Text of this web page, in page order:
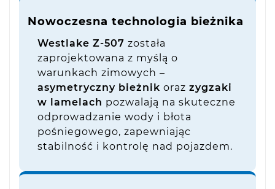
Nowoczesna technologia bieżnika
Westlake Z-507 została
zaprojektowana z myślą o
warunkach zimowych –
asymetryczny bieżnik oraz zygzaki
w lamelach pozwalają na skuteczne
odprowadzanie wody i błota
pośniegowego, zapewniając
stabilność i kontrolę nad pojazdem.